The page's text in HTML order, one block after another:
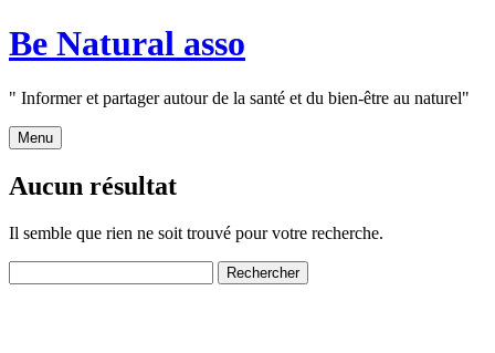
Aller
au
Be Natural asso
" Informer et partager autour de la santé et du bien-être au naturel"
Menu
Aucun résultat
Il semble que rien ne soit trouvé pour votre recherche.